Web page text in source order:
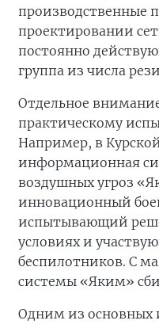
производственные
проектировании
постоянно
группа из числа
Отдельное
практическому
Например, в
информационная
воздушных угроз
инновационный
испытывающий
условиях и
беспилотников. С
системы «Яким»
Одним из основных